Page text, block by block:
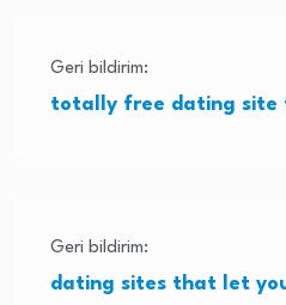
Geri bildirim:
totally free dating site
Geri bildirim:
dating sites that let